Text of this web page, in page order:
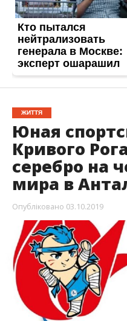
ЖИТТЯ
Юная
Кривого
серебро на
мира в
Опубліковано 03.10.2019